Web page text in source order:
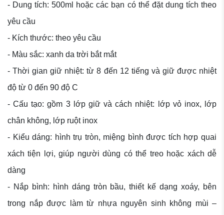
- Dung tích: 500ml hoặc các bạn có thể đặt dung tích theo
yêu cầu
- Kích thước: theo yêu cầu
- Màu sắc: xanh da trời bắt mắt
- Thời gian giữ nhiệt: từ 8 đến 12 tiếng và giữ được nhiệt
độ từ 0 đến 90 độ C
- Cấu tạo: gồm 3 lớp giữ và cách nhiệt: lớp vỏ inox, lớp
chân không, lớp ruột inox
- Kiểu dáng: hình trụ tròn, miệng bình được tích hợp quai
xách tiện lợi, giúp người dùng có thể treo hoặc xách dễ
dàng
- Nắp bình: hình dáng tròn bầu, thiết kế dạng xoáy, bên
trong nắp được làm từ nhựa nguyên sinh không mùi –